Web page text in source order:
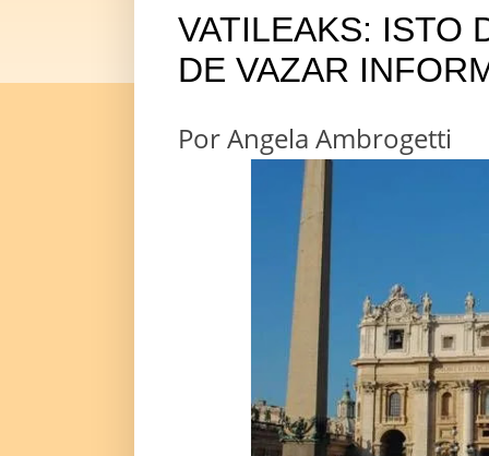
VATILEAKS: ISTO
DE VAZAR
Por Angela Ambrogetti